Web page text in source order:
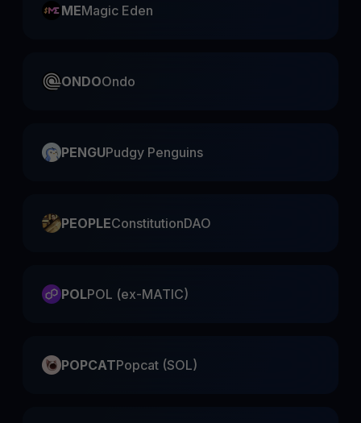
MEMagic Eden
ONDOOndo
PENGUPudgy Penguins
PEOPLEConstitutionDAO
POLPOL (ex-MATIC)
POPCATPopcat (SOL)